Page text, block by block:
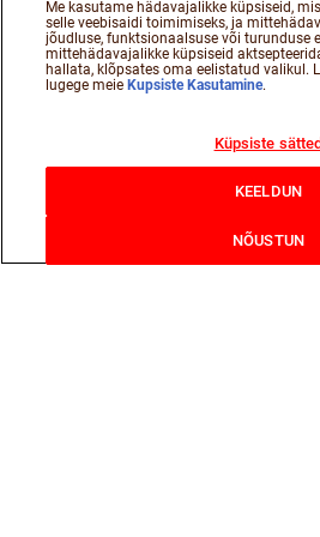
Me kasutame hädavajalikke küpsiseid,
selle veebisaidi toimimiseks, ja
jõudluse, funktsionaalsuse või turunduse
mittehädavajalikke küpsiseid
hallata, klõpsates oma eelistatud valikul.
lugege meie Kupsiste Kasutamine.
Küpsiste sätted
KEELDUN
NÕUSTUN